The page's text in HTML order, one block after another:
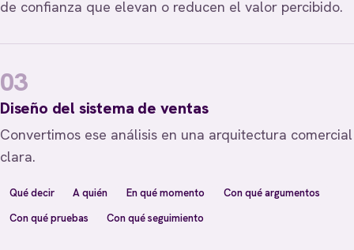
de confianza que elevan o reducen el valor percibido.
03
Diseño del sistema de ventas
Convertimos ese análisis en una arquitectura comercial
clara.
Qué decir A quién En qué momento
Con qué argumentos
Con qué pruebas
Con qué seguimiento